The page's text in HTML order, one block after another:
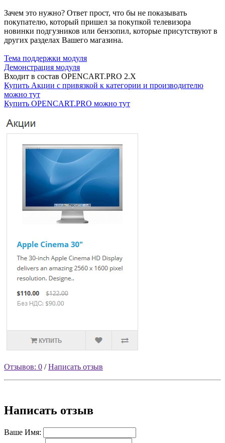
Зачем это нужно? Ответ прост, что бы не показывать
покупателю, который пришел за покупкой телевизора
новинки подгузников или бензопил, которые присутствуют в
других разделах Вашего магазина.
Тема поддержки модуля
Демонстрация модуля
Входит в состав OPENCART.PRO 2.X
Купить Акции с привязкой к категории и производителю
можно тут
Купить OPENCART.PRO можно тут
Отзывов: 0 /Написать отзыв
Написать отзыв
Ваше Имя: